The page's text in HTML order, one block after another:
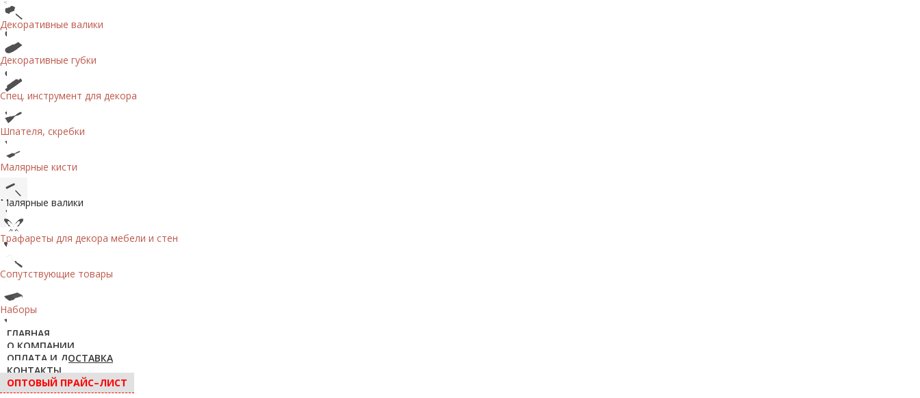
Декоративные валики
Декоративные губки
Спец. инструмент для декора
Шпателя, скребки
Малярные кисти
Малярные валики
Трафареты для декора мебели и стен
Сопутствующие товары
Наборы
ГЛАВНАЯ
О КОМПАНИИ
ОПЛАТА И ДОСТАВКА
КОНТАКТЫ
ОПТОВЫЙ ПРАЙС–ЛИСТ